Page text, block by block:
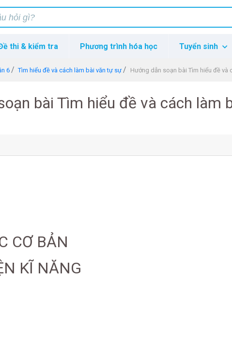
thi & kiểm tra Phương trình hóa học Tuyển sinh
6 Tìm hiểu đề và cách làm bài văn tự sự Hướng dẫn soạn bài Tìm hiểu đề và
bài Tìm hiểu đề và cách làm
CƠ BẢN
KĨ NĂNG